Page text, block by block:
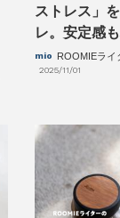
ストレス」
レ。安定感
mio ROOMIEライ
2025/11/01